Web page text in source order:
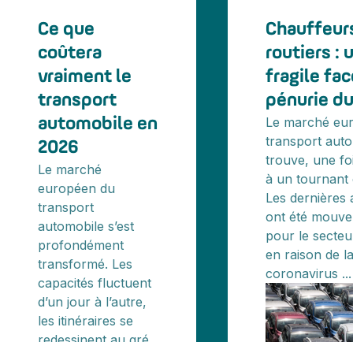
Ce que
coûtera
vraiment le
transport
automobile en
2026
Le marché
européen du
transport
automobile s’est
profondément
transformé. Les
capacités fluctuent
d’un jour à l’autre,
les itinéraires se
routiers :
fragile
pénurie
Le marché
transport
trouve, une
à un tournant
Les dernières
ont été
pour le
en raison de
coronavirus ...